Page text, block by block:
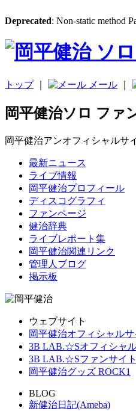
Deprecated: Non-static method
トップ｜ メール
岡平健治ソロ ファ
岡平健治アンオフィシャルサ
最新ニュース
ライブ情報
岡平健治プロフィール
ディスコグラフィ
ファンページ
健治辞典
ライブレポート集
岡平健治関連リンク
管理人ブログ
掲示板
ウェブサイト
岡平健治オフィシャルサ
3B LAB.☆Sオフィシャ
3B LAB.☆Sファンサイト
岡平健治グッズ ROCK1
BLOG
新健治日記(Ameba)